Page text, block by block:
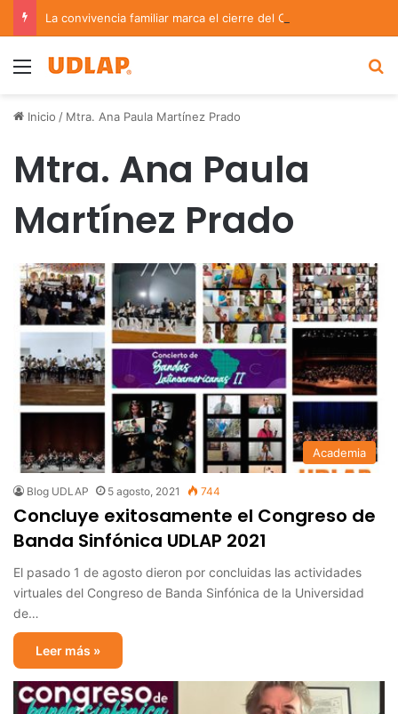
Menu
Inicio / Mtra. Ana Paula Martínez Prado
Mtra. Ana Paula
Martínez Prado
Academia
Blog UDLAP 5 agosto, 2021 744
Concluye exitosamente el Congreso de
Banda Sinfónica UDLAP 2021
El pasado 1 de agosto dieron por concluidas las actividades
virtuales del Congreso de Banda Sinfónica de la Universidad
de…
Leer más »